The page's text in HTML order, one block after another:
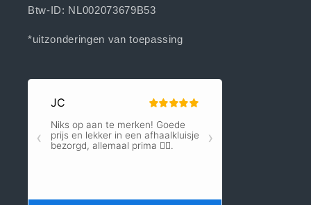
Btw-ID: NL002073679B53
*uitzonderingen van toepassing